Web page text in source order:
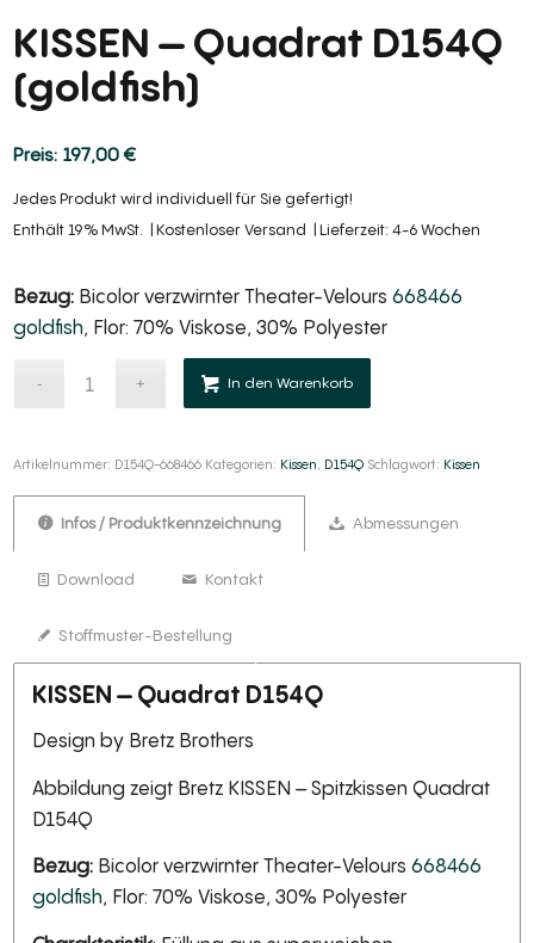
KISSEN – Quadrat D154Q
(goldfish)
197,00€
Jedes Produkt wird individuell für Sie gefertigt!
Enthält 19% MwSt.
Kostenloser Versand Lieferzeit: 4-6 Wochen
Bezug: Bicolor verzwirnter Theater-Velours668466
goldfish, Flor: 70% Viskose, 30% Polyester
In den Warenkorb
Artikelnummer: D154Q-668466 Kategorien: Kissen, D154Q Schlagwort: Kissen
Infos / Produktkennzeichnung Abmessungen
Download Kontakt
Stoffmuster-Bestellung
KISSEN – Quadrat D154Q
Design by Bretz Brothers
Abbildung zeigt Bretz KISSEN – Spitzkissen Quadrat
D154Q
Bezug: Bicolor verzwirnter Theater-Velours668466
goldfish, Flor: 70% Viskose, 30% Polyester